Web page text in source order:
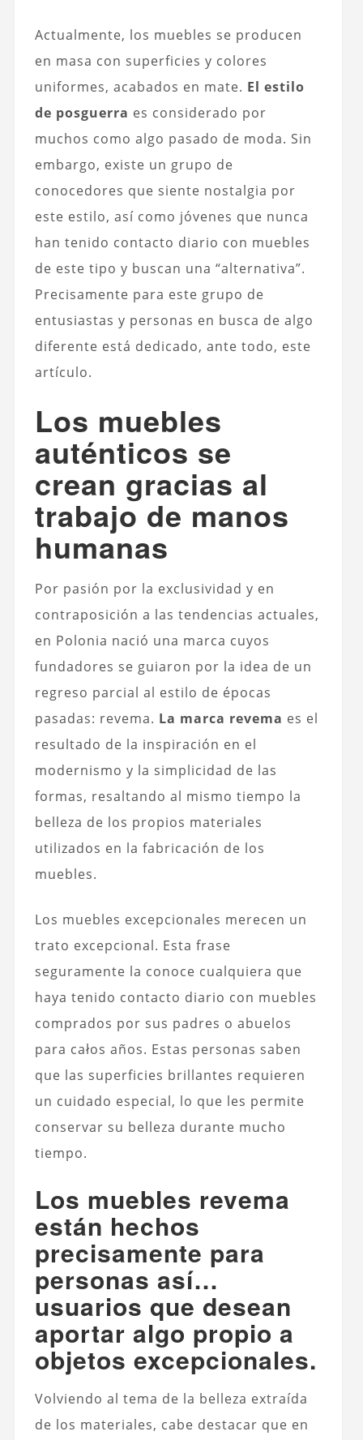
Actualmente, los muebles se producen
en masa con superficies y colores
uniformes, acabados en mate. El estilo
de posguerra es considerado por
muchos como algo pasado de moda. Sin
embargo, existe un grupo de
conocedores que siente nostalgia por
este estilo, así como jóvenes que nunca
han tenido contacto diario con muebles
de este tipo y buscan una “alternativa”.
Precisamente para este grupo de
entusiastas y personas en busca de algo
diferente está dedicado, ante todo, este
artículo.
Los muebles
auténticos se
crean gracias al
trabajo de manos
humanas
Por pasión por la exclusividad y en
contraposición a las tendencias actuales,
en Polonia nació una marca cuyos
fundadores se guiaron por la idea de un
regreso parcial al estilo de épocas
pasadas: revema. La marca revema es el
resultado de la inspiración en el
modernismo y la simplicidad de las
formas, resaltando al mismo tiempo la
belleza de los propios materiales
utilizados en la fabricación de los
muebles.
Los muebles excepcionales merecen un
trato excepcional. Esta frase
seguramente la conoce cualquiera que
haya tenido contacto diario con muebles
comprados por sus padres o abuelos
para całos años. Estas personas saben
que las superficies brillantes requieren
un cuidado especial, lo que les permite
conservar su belleza durante mucho
tiempo.
Los muebles revema
están hechos
precisamente para
personas así…
usuarios que desean
aportar algo propio a
objetos excepcionales.
Volviendo al tema de la belleza extraída
de los materiales, cabe destacar que en